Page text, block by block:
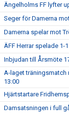
Ängelholms FF lyfter
Seger för Damerna
Damerna spelar mot
ÄFF Herrar spelade 1-
Inbjudan till Årsmöte
A-laget träningsmatch
13:00
Hjärtstartare
Damsatsningen i full